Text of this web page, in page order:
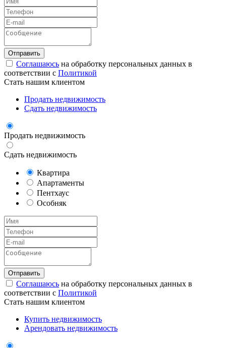
Соглашаюсь на обработку персональных данных в
соответствии с Политикой
Стать нашим клиентом
Продать недвижимость
Сдать недвижимость
Продать недвижимость
Сдать недвижимость
Квартира
Апартаменты
Пентхаус
Особняк
Соглашаюсь на обработку персональных данных в
соответствии с Политикой
Стать нашим клиентом
Купить недвижимость
Арендовать недвижимость